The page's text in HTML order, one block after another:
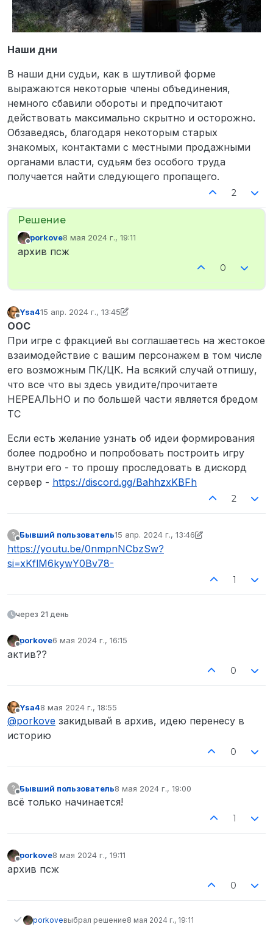
Наши дни
В наши дни судьи, как в шутливой форме
выражаются некоторые члены объединения,
немного сбавили обороты и предпочитают
действовать максимально скрытно и осторожно.
Обзаведясь, благодаря некоторым старых
знакомых, контактами с местными продажными
органами власти, судьям без особого труда
получается найти следующего пропащего.
2
Не в сети
porkove8 мая 2024 г., 19:11
отредактировано
архив псж
0
Не в сети
Ysa415 апр. 2024 г., 13:45
отредактировано Ysa4
OOC
При игре с фракцией вы соглашаетесь на жестокое
взаимодействие с вашим персонажем в том числе
его возможным ПК/ЦК. На всякий случай отпишу,
что все что вы здесь увидите/прочитаете
НЕРЕАЛЬНО и по большей части является бредом
ТС
Если есть желание узнать об идеи формирования
более подробно и попробовать построить игру
внутри его - то прошу проследовать в дискорд
сервер - https://discord.gg/BahhzxKBFh
2
?
Не в сети
Бывший пользователь15 апр. 2024 г., 13:46
отредактировано Бывший
https://youtu.be/0nmpnNCbzSw?
si=xKflM6kywY0Bv78-
1
через 21 день
Не в сети
porkove6 мая 2024 г., 16:15
отредактировано
актив??
0
Не в сети
Ysa48 мая 2024 г., 18:55
отредактировано
@porkove закидывай в архив, идею перенесу в
историю
0
?
Не в сети
Бывший пользователь8 мая 2024 г., 19:00
отредактировано
всё только начинается!
1
porkove8 мая 2024 г., 19:11
отредактировано
архив псж
0
porkoveвыбрал решение8 мая 2024 г., 19:11